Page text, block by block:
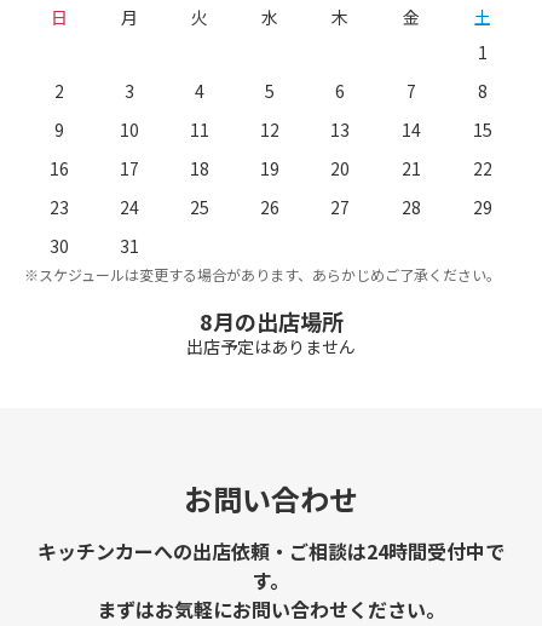
日 月 火 水 木 金
土
1
2
3 4 5 6 7
8
9
10 11 12 13 14
15
16
17 18 19 20 21
22
23
24 25 26 27 28
29
30
31
※スケジュールは変更する場合があります、あらかじめご了承ください。
8月の出店場所
出店予定はありません
お問い合わせ
キッチンカーへの出店依頼・ご相談は24時間受付中で
す。
まずはお気軽にお問い合わせください。